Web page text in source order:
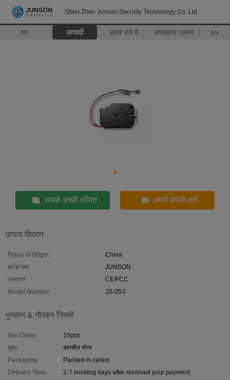
Shen Zhen Junson Security Technology Co. Ltd
घर उत्पादों हमारे बारे में कारखाना भ्रमण >>
सबसे अच्छी कीमत हमसे संपर्क करें
उत्पाद विवरण
Place of Origin:
China
ब्रांड नाम:
JUNSON
प्रमाणन:
CE/FCC
Model Number:
JS-05S
भुगतान & नौवहन नियमों
Min Order:
10pcs
मूल्य:
बातचीत योग्य
Packaging:
Packed in carton
Delivery Time:
2-7 working days after received your payment